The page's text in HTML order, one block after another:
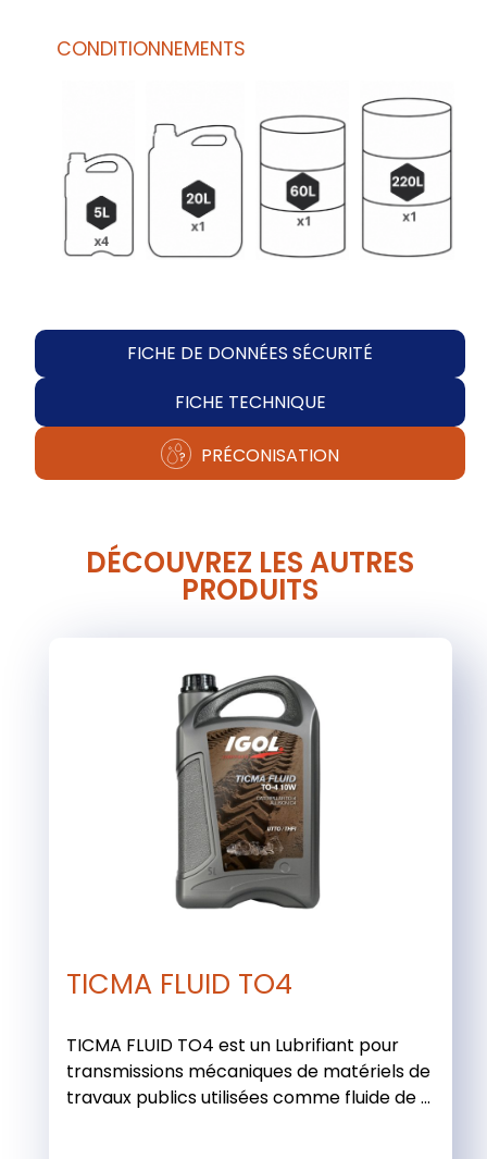
CONDITIONNEMENTS
FICHE DE DONNÉES SÉCURITÉ
FICHE TECHNIQUE
PRÉCONISATION
DÉCOUVREZ LES AUTRES
PRODUITS
TICMA FLUID TO4
TICMA FLUID TO4 est un Lubrifiant pour
transmissions mécaniques de matériels de
travaux publics utilisées comme fluide de ...